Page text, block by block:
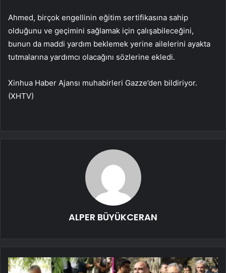
Ahmed, birçok engellinin eğitim sertifikasına sahip
olduğunu ve geçimini sağlamak için çalışabileceğini,
bunun da maddi yardım beklemek yerine ailelerini ayakta
tutmalarına yardımcı olacağını sözlerine ekledi.
Xinhua Haber Ajansı muhabirleri Gazze’den bildiriyor.
(XHTV)
ALPER BÜYÜKCERAN